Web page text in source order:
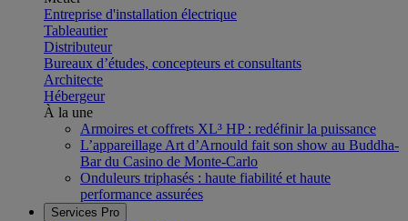
Entreprise d'installation électrique
Tableautier
Distributeur
Bureaux d’études, concepteurs et consultants
Architecte
Hébergeur
À la une
Armoires et coffrets XL³ HP : redéfinir la puissance
L’appareillage Art d’Arnould fait son show au Buddha-
Bar du Casino de Monte-Carlo
Onduleurs triphasés : haute fiabilité et haute
performance assurées
Services Pro